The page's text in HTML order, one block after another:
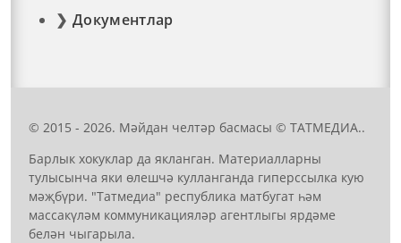
Документлар
© 2015 - 2026. Мәйдан челтәр басмасы © ТАТМЕДИА..
Барлык хокуклар да якланган. Материалларны
тулысынча яки өлешчә кулланганда гиперссылка кую
мәҗбүри. "Татмедиа" республика матбугат һәм
массакүләм коммуникацияләр агентлыгы ярдәме
белән чыгарыла.